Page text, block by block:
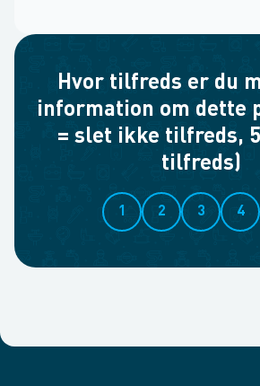
Hvor tilfreds er du
information om dette
= slet ikke tilfreds,
tilfreds)
1 2 3 4